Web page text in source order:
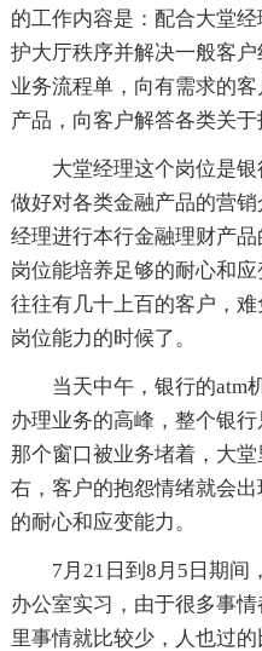
的工作内容是：配合大堂
护大厅秩序并解决一般客
业务流程单，向有需求的
产品，向客户解答各类关于
大堂经理这个岗位是
做好对各类金融产品的营
经理进行本行金融理财产
岗位能培养足够的耐心和
往往有几十上百的客户，
岗位能力的时候了。
当天中午，银行的atm
办理业务的高峰，整个银
那个窗口被业务堵着，大
右，客户的抱怨情绪就会
的耐心和应变能力。
7月21日到8月5日期间
办公室实习，由于很多事
里事情就比较少，人也过